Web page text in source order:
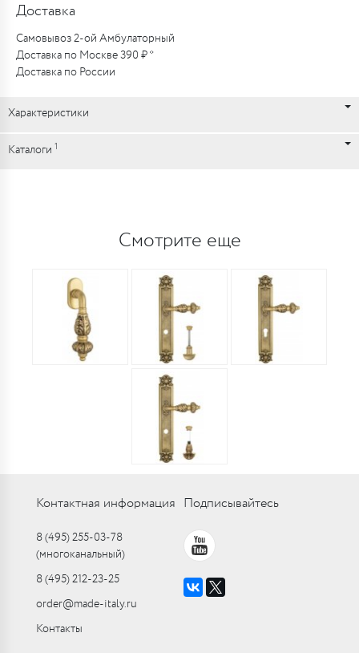
Доставка
Самовывоз 2-ой Амбулаторный
Доставка по Москве 390 ₽ *
Доставка по России
Характеристики
Каталоги 1
Смотрите еще
Контактная информация
8 (495) 255-03-78
(многоканальный)
8 (495) 212-23-25
order@made-italy.ru
Контакты
Подписывайтесь